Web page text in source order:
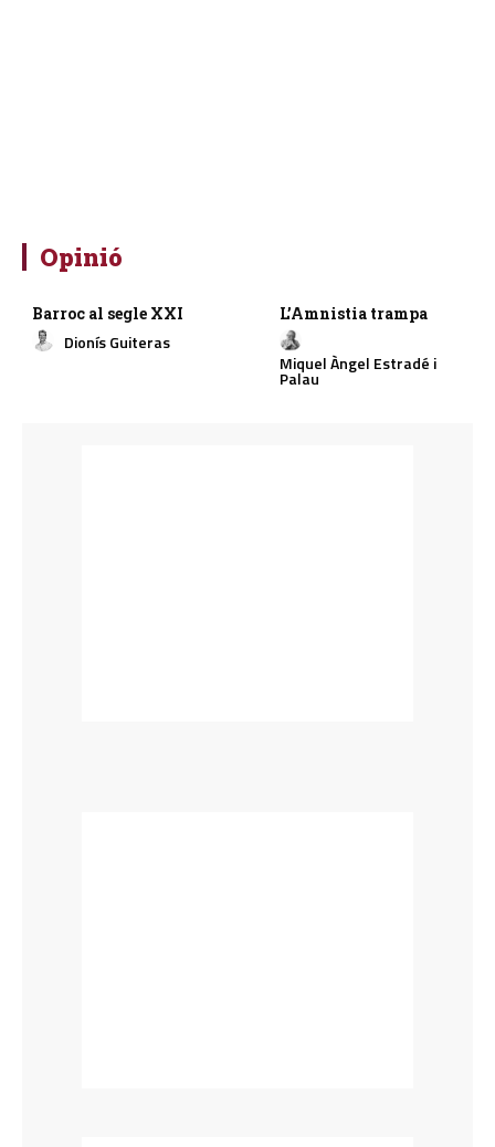
Opinió
Barroc al segle XXI
Dionís Guiteras
L’Amnistia trampa
Miquel Àngel Estradé i
Palau